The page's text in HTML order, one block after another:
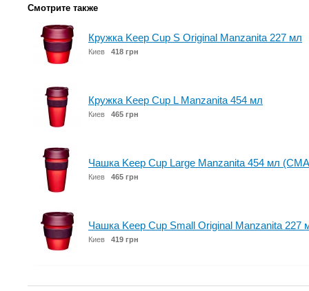
Смотрите также
Кружка Keep Cup S Original Manzanita 227 мл
Киев 418 грн
Кружка Keep Cup L Manzanita 454 мл
Киев 465 грн
Чашка Keep Cup Large Manzanita 454 мл
Киев 465 грн
Чашка Keep Cup Small Original Manzanita 227
Киев 419 грн